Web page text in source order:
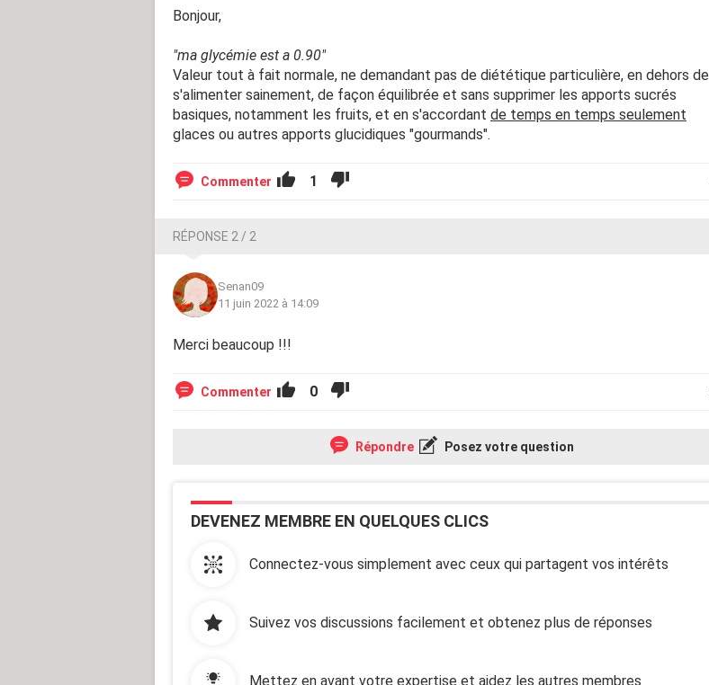
Bonjour,
"ma glycémie est a 0.90"
Valeur tout à fait normale, ne demandant pas de diététique particulière, en dehors de
s'alimenter sainement, de façon équilibrée et sans supprimer les apports sucrés
basiques, notamment les fruits, et en s'accordant de temps en temps seulement
glaces ou autres apports glucidiques "gourmands".
Commenter 1
RÉPONSE 2 / 2
Senan09
11 juin 2022 à 14:09
Merci beaucoup !!!
Commenter 0
Répondre Posez votre question
DEVENEZ MEMBRE EN QUELQUES CLICS
Connectez-vous simplement avec ceux qui partagent vos intérêts
Suivez vos discussions facilement et obtenez plus de réponses
Mettez en avant votre expertise et aidez les autres membres